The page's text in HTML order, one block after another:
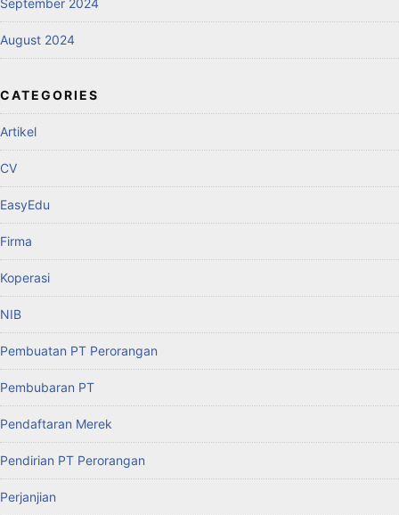
August 2024
CATEGORIES
Artikel
CV
EasyEdu
Firma
Koperasi
NIB
Pembuatan PT Perorangan
Pembubaran PT
Pendaftaran Merek
Pendirian PT Perorangan
Perjanjian